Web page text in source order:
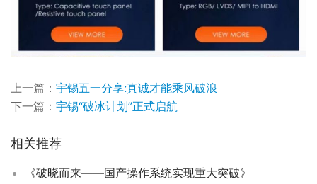
上一篇： 宇锡五一分享:真诚才能乘风破浪
下一篇： 宇锡“破冰计划”正式启航
相关推荐
《破晓而来——国产操作系统实现重大突破》